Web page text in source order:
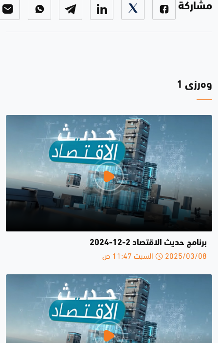
مشاركة
وەرزی 1
برنامج حديث الاقتصاد 2-12-2024
2025/03/08 السبت 11:47 ص